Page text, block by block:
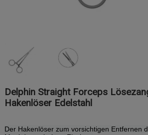
Delphin Straight Forceps
Hakenlöser Edelstahl
Der Hakenlöser zum vorsichtigen Entfernen